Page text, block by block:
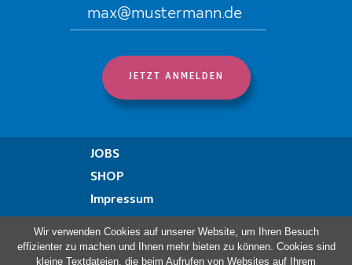
JOBS
SHOP
Impressum
Erklärung zur Barrierefreiheit
Wir verwenden Cookies auf unserer Website, um Ihren Besuch
effizienter zu machen und Ihnen mehr bieten zu können. Cookies sind
kleine Textdateien, die beim Aufrufen von Websites auf Ihrem